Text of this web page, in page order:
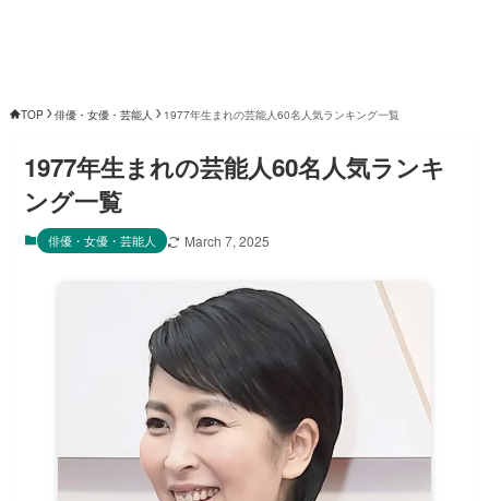
TOP 俳優・女優・芸能人 1977年生まれの芸能人60名人気ランキング一覧
1977年生まれの芸能人60名人気ランキ
ング一覧
俳優・女優・芸能人 March 7, 2025